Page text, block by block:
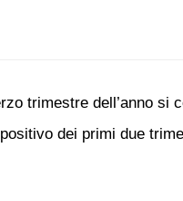
trimestre dell’anno
dei primi due